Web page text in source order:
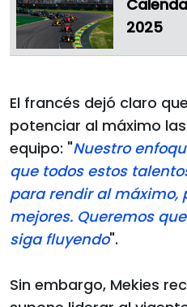
2025
El francés dejó claro
potenciar al máximo
equipo: "Nuestro
que todos estos
para rendir al máximo,
mejores. Queremos
siga fluyendo".
Sin embargo, Mekies